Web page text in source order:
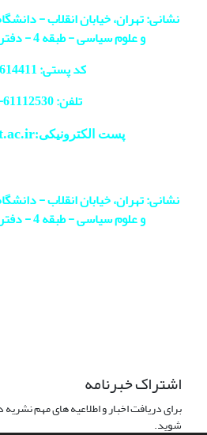
نشانی: تهران، خیابان انقلاب -
و علوم سیاسی - طبقه 4 - دفتر مجله - اتاق 413
کد پستی: 1417614411
تلفن: 61112530-
پست الکترونیکی:lawmag
نشانی: تهران، خیابان انقلاب -
و علوم سیاسی - طبقه 4 - دفتر مجله - اتاق 413
اشتراک خبرنامه
برای دریافت اخبار و اطلاعیه های مهم
شوید.